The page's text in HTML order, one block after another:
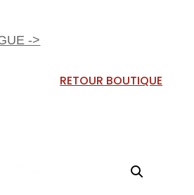
->
RETOUR BOUTIQUE